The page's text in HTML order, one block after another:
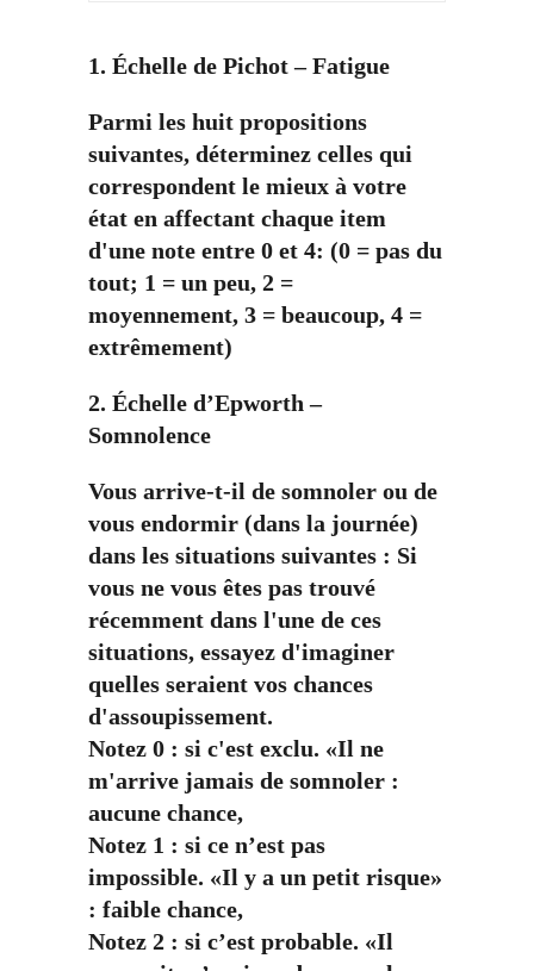
1. Échelle de Pichot – Fatigue
Parmi les huit propositions
suivantes, déterminez celles qui
correspondent le mieux à votre
état en affectant chaque item
d'une note entre 0 et 4: (0 = pas du
tout; 1 = un peu, 2 =
moyennement, 3 = beaucoup, 4 =
extrêmement)
2. Échelle d’Epworth –
Somnolence
Vous arrive-t-il de somnoler ou de
vous endormir (dans la journée)
dans les situations suivantes : Si
vous ne vous êtes pas trouvé
récemment dans l'une de ces
situations, essayez d'imaginer
quelles seraient vos chances
d'assoupissement.
Notez 0 : si c'est exclu. «Il ne
m'arrive jamais de somnoler :
aucune chance,
Notez 1 : si ce n’est pas
impossible. «Il y a un petit risque»
: faible chance,
Notez 2 : si c’est probable. «Il